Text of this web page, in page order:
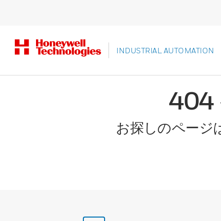
INDUSTRIAL AUTOMATION
404
お探しのページ